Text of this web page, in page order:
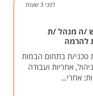
לפני 3 שעות
/ה מנהל /ת
להרמה
טכני/ת בתחום הבמות
אחריות ועבודה
אחרי...